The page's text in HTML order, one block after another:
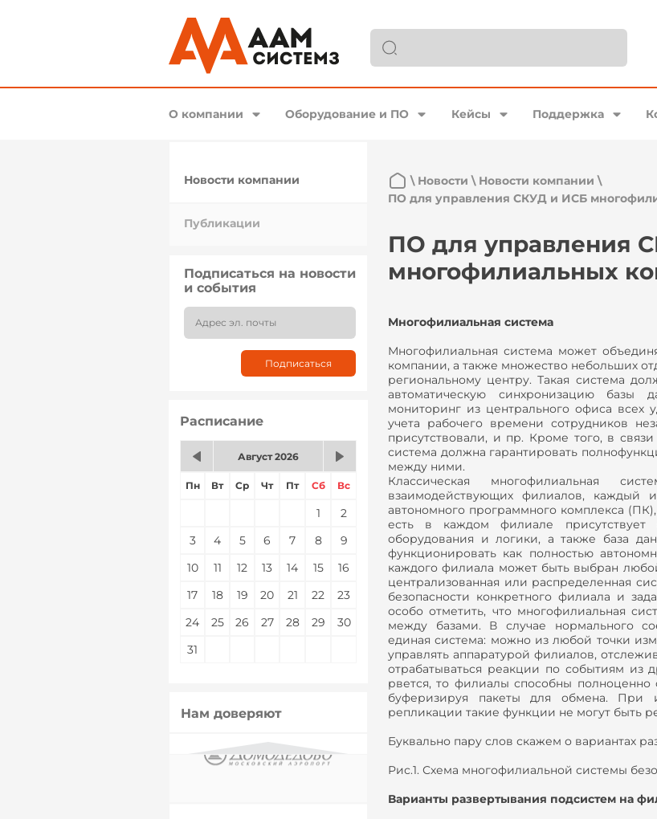
О компании Оборудование и ПО Кейсы Поддержка
Новости компании
Публикации
Подписаться на новости
и события
Расписание
Август 2026
Пн Вт Ср Чт Пт Сб Вс
1
2
3
4 5 6 7 8
9
10
11 12 13 14 15
16
17
18 19 20 21 22
23
24
25 26 27 28 29
30
31
Нам доверяют
\ Новости \ Новости компании \
ПО для управления СКУД и ИСБ
ПО для управления
многофилиальных
Многофилиальная система
Многофилиальная система может
компании, а также множество небольших
региональному центру. Такая система
автоматическую синхронизацию базы
мониторинг из центрального офиса всех
учета рабочего времени сотрудников
присутствовали, и пр. Кроме того, в
система должна гарантировать
между ними.
Классическая многофилиальная
взаимодействующих филиалов, каждый
автономного программного комплекса
есть в каждом филиале присутствует
оборудования и логики, а также база
функционировать как полностью
каждого филиала может быть выбран
централизованная или распределенная
безопасности конкретного филиала и
особо отметить, что многофилиальная
между базами. В случае нормального
единая система: можно из любой точки
управлять аппаратурой филиалов,
отрабатываться реакции по событиям из
рвется, то филиалы способны
буферизируя пакеты для обмена. При
репликации такие функции не могут быть
Буквально пару слов скажем о вариантах
Рис.1. Схема многофилиальной системы
Варианты развертывания подсистем на